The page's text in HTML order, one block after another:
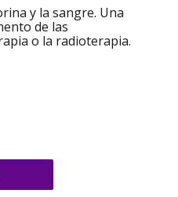
y la sangre. Una
de las
o la radioterapia.